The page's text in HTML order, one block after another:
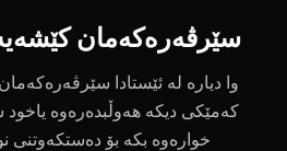
سێرڤەرەکەمان
وا دیارە لە ئێستادا
کەمێکی دیکە هەوڵبدەرەوە یاخود
خوارەوە بکە بۆ دەستکەوتنی